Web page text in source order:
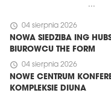
...
schedule 04 sierpnia 2026
NOWA SIEDZIBA ING
BIUROWCU THE FORM
schedule 04 sierpnia 2026
NOWE CENTRUM
KOMPLEKSIE DIUNA